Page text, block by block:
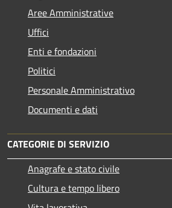
Aree Amministrative
Uffici
Enti e fondazioni
Politici
Personale Amministrativo
Documenti e dati
CATEGORIE DI SERVIZIO
Anagrafe e stato civile
Cultura e tempo libero